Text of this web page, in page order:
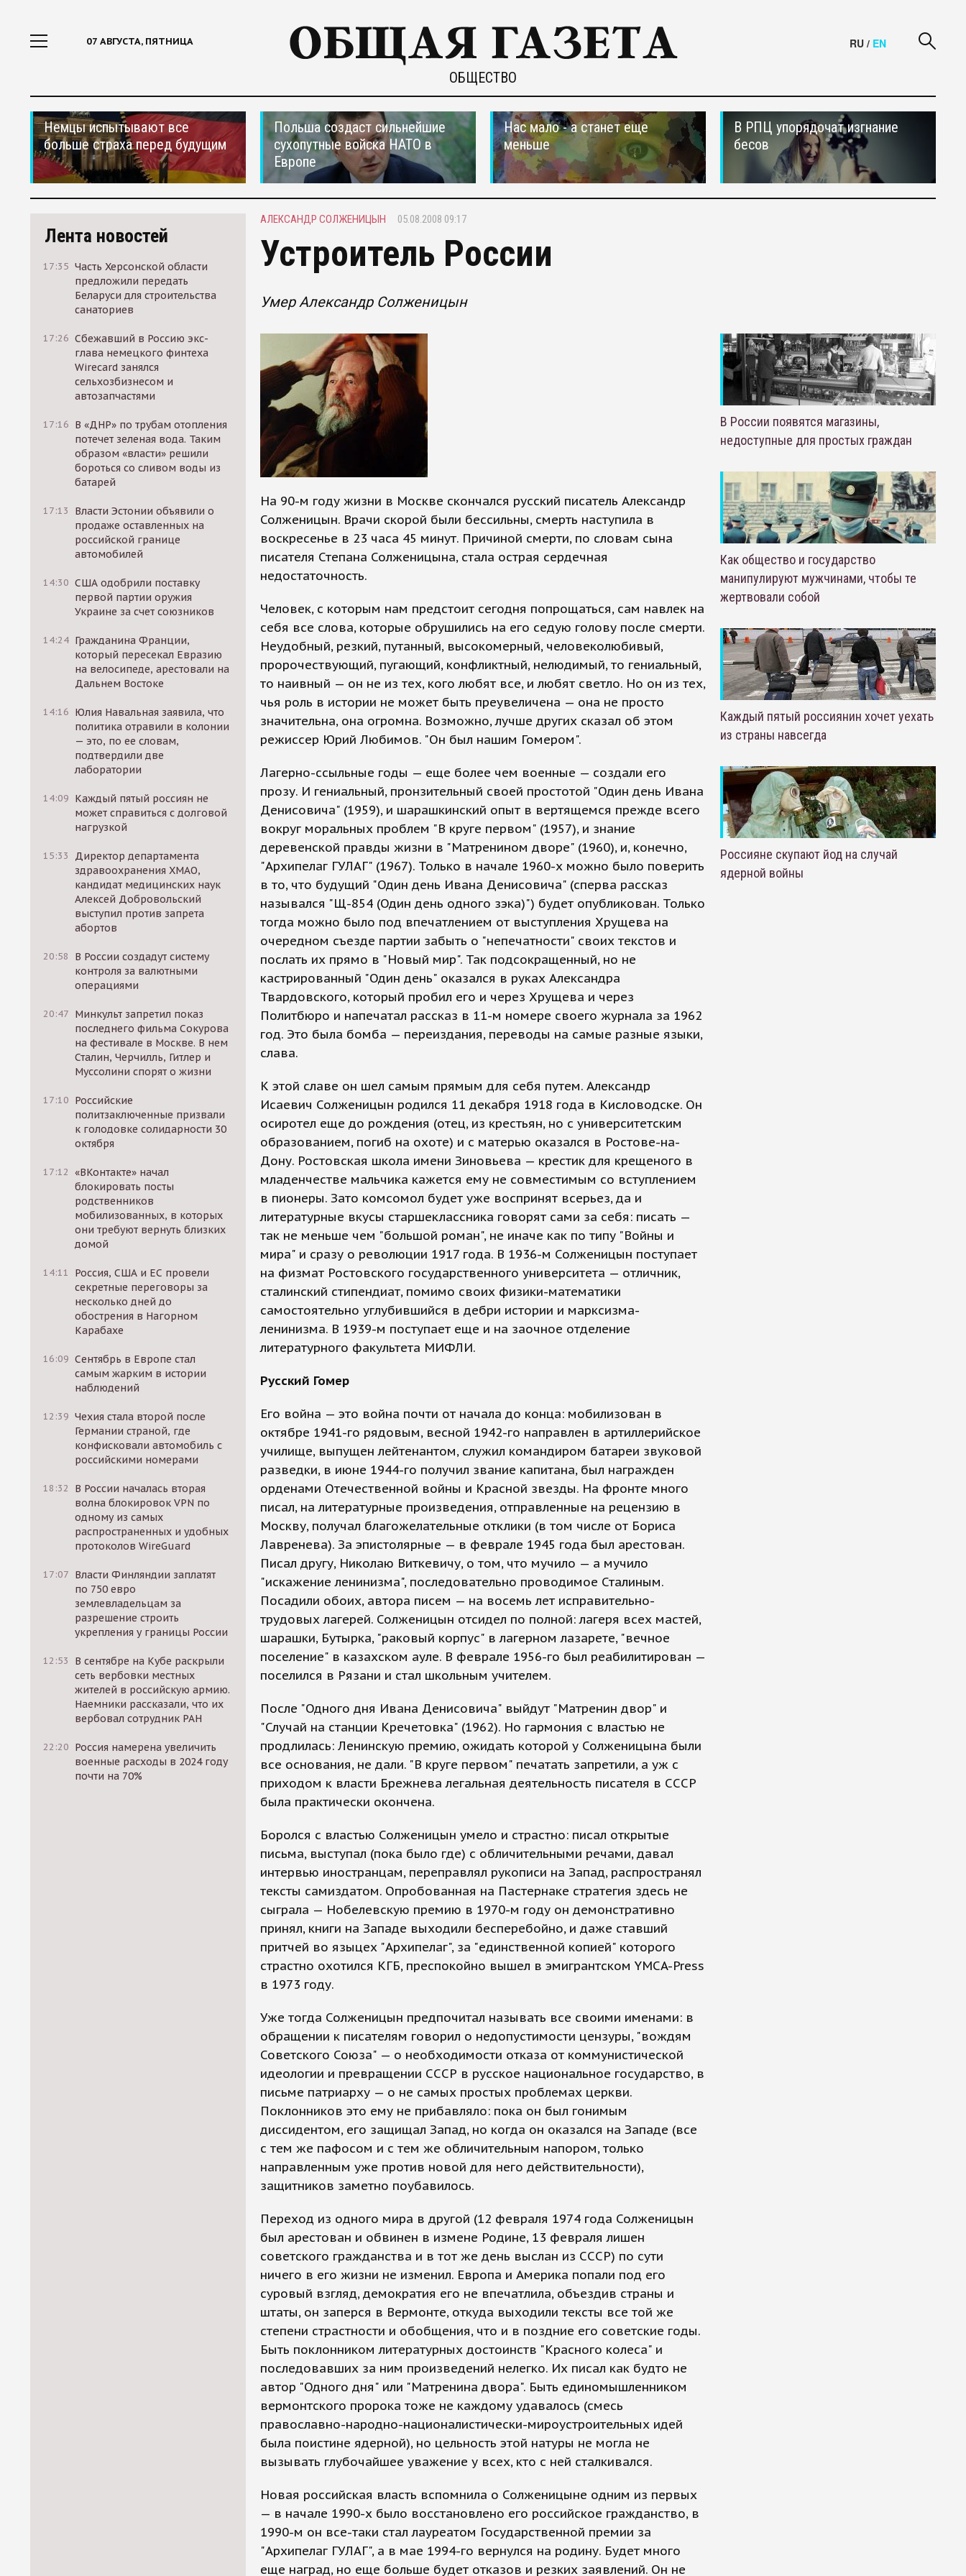
07 АВГУСТА, ПЯТНИЦА
ОБЩЕСТВО
RU / EN
Немцы испытывают все
больше страха перед будущим
Польша создаст сильнейшие
сухопутные войска НАТО в
Европе
Нас мало - а станет еще
меньше
В РПЦ упорядочат изгнание
бесов
Лента новостей
17:35 Часть Херсонской области
предложили передать
Беларуси для строительства
санаториев
17:26 Сбежавший в Россию экс-
глава немецкого финтеха
Wirecard занялся
сельхозбизнесом и
автозапчастями
17:16 В «ДНР» по трубам отопления
потечет зеленая вода. Таким
образом «власти» решили
бороться со сливом воды из
батарей
17:13
Власти Эстонии объявили о
продаже оставленных на
российской границе
автомобилей
14:30 США одобрили поставку
первой партии оружия
Украине за счет союзников
14:24 Гражданина Франции,
который пересекал Евразию
на велосипеде, арестовали на
Дальнем Востоке
14:16 Юлия Навальная заявила, что
политика отравили в колонии
— это, по ее словам,
подтвердили две
лаборатории
14:09 Каждый пятый россиян не
может справиться с долговой
нагрузкой
15:33
Директор департамента
здравоохранения ХМАО,
кандидат медицинских наук
Алексей Добровольский
выступил против запрета
абортов
20:58
В России создадут систему
контроля за валютными
операциями
20:47 Минкульт запретил показ
последнего фильма Сокурова
на фестивале в Москве. В нем
Сталин, Черчилль, Гитлер и
Муссолини спорят о жизни
17:10 Российские
политзаключенные призвали
к голодовке солидарности 30
октября
17:12 «ВКонтакте» начал
блокировать посты
родственников
мобилизованных, в которых
они требуют вернуть близких
домой
14:11
Россия, США и ЕС провели
секретные переговоры за
несколько дней до
обострения в Нагорном
Карабахе
16:09 Сентябрь в Европе стал
самым жарким в истории
наблюдений
12:39 Чехия стала второй после
Германии страной, где
конфисковали автомобиль с
российскими номерами
18:32
В России началась вторая
волна блокировок VPN по
одному из самых
распространенных и удобных
протоколов WireGuard
17:07 Власти Финляндии заплатят
по 750 евро
землевладельцам за
разрешение строить
укрепления у границы России
12:53
В сентябре на Кубе раскрыли
сеть вербовки местных
жителей в российскую армию.
Наемники рассказали, что их
вербовал сотрудник РАН
22:20 Россия намерена увеличить
военные расходы в 2024 году
почти на 70%
АЛЕКСАНДР СОЛЖЕНИЦЫН 05.08.2008 09:17
Устроитель России
Умер Александр Солженицын
На 90-м году жизни в Москве скончался русский писатель Александр
Солженицын. Врачи скорой были бессильны, смерть наступила в
воскресенье в 23 часа 45 минут. Причиной смерти, по словам сына
писателя Степана Солженицына, стала острая сердечная
недостаточность.
Человек, с которым нам предстоит сегодня попрощаться, сам навлек на
себя все слова, которые обрушились на его седую голову после смерти.
Неудобный, резкий, путанный, высокомерный, человеколюбивый,
пророчествующий, пугающий, конфликтный, нелюдимый, то гениальный,
то наивный — он не из тех, кого любят все, и любят светло. Но он из тех,
чья роль в истории не может быть преувеличена — она не просто
значительна, она огромна. Возможно, лучше других сказал об этом
режиссер Юрий Любимов. "Он был нашим Гомером".
Лагерно-ссыльные годы — еще более чем военные — создали его
прозу. И гениальный, пронзительный своей простотой "Один день Ивана
Денисовича" (1959), и шарашкинский опыт в вертящемся прежде всего
вокруг моральных проблем "В круге первом" (1957), и знание
деревенской правды жизни в "Матренином дворе" (1960), и, конечно,
"Архипелаг ГУЛАГ" (1967). Только в начале 1960-х можно было поверить
в то, что будущий "Один день Ивана Денисовича" (сперва рассказ
назывался "Щ-854 (Один день одного зэка)") будет опубликован. Только
тогда можно было под впечатлением от выступления Хрущева на
очередном съезде партии забыть о "непечатности" своих текстов и
послать их прямо в "Новый мир". Так подсокращенный, но не
кастрированный "Один день" оказался в руках Александра
Твардовского, который пробил его и через Хрущева и через
Политбюро и напечатал рассказ в 11-м номере своего журнала за 1962
год. Это была бомба — переиздания, переводы на самые разные языки,
слава.
К этой славе он шел самым прямым для себя путем. Александр
Исаевич Солженицын родился 11 декабря 1918 года в Кисловодске. Он
осиротел еще до рождения (отец, из крестьян, но с университетским
образованием, погиб на охоте) и с матерью оказался в Ростове-на-
Дону. Ростовская школа имени Зиновьева — крестик для крещеного в
младенчестве мальчика кажется ему не совместимым со вступлением
в пионеры. Зато комсомол будет уже воспринят всерьез, да и
литературные вкусы старшеклассника говорят сами за себя: писать —
так не меньше чем "большой роман", не иначе как по типу "Войны и
мира" и сразу о революции 1917 года. В 1936-м Солженицын поступает
на физмат Ростовского государственного университета — отличник,
сталинский стипендиат, помимо своих физики-математики
самостоятельно углубившийся в дебри истории и марксизма-
ленинизма. В 1939-м поступает еще и на заочное отделение
литературного факультета МИФЛИ.
Русский Гомер
Его война — это война почти от начала до конца: мобилизован в
октябре 1941-го рядовым, весной 1942-го направлен в артиллерийское
училище, выпущен лейтенантом, служил командиром батареи звуковой
разведки, в июне 1944-го получил звание капитана, был награжден
орденами Отечественной войны и Красной звезды. На фронте много
писал, на литературные произведения, отправленные на рецензию в
Москву, получал благожелательные отклики (в том числе от Бориса
Лавренева). За эпистолярные — в феврале 1945 года был арестован.
Писал другу, Николаю Виткевичу, о том, что мучило — а мучило
"искажение ленинизма", последовательно проводимое Сталиным.
Посадили обоих, автора писем — на восемь лет исправительно-
трудовых лагерей. Солженицын отсидел по полной: лагеря всех мастей,
шарашки, Бутырка, "раковый корпус" в лагерном лазарете, "вечное
поселение" в казахском ауле. В феврале 1956-го был реабилитирован —
поселился в Рязани и стал школьным учителем.
После "Одного дня Ивана Денисовича" выйдут "Матренин двор" и
"Случай на станции Кречетовка" (1962). Но гармония с властью не
продлилась: Ленинскую премию, ожидать которой у Солженицына были
все основания, не дали. "В круге первом" печатать запретили, а уж с
приходом к власти Брежнева легальная деятельность писателя в СССР
была практически окончена.
Боролся с властью Солженицын умело и страстно: писал открытые
письма, выступал (пока было где) с обличительными речами, давал
интервью иностранцам, переправлял рукописи на Запад, распространял
тексты самиздатом. Опробованная на Пастернаке стратегия здесь не
сыграла — Нобелевскую премию в 1970-м году он демонстративно
принял, книги на Западе выходили бесперебойно, и даже ставший
притчей во языцех "Архипелаг", за "единственной копией" которого
страстно охотился КГБ, преспокойно вышел в эмигрантском YMCA-Press
в 1973 году.
Уже тогда Солженицын предпочитал называть все своими именами: в
обращении к писателям говорил о недопустимости цензуры, "вождям
Советского Союза" — о необходимости отказа от коммунистической
идеологии и превращении СССР в русское национальное государство, в
письме патриарху — о не самых простых проблемах церкви.
Поклонников это ему не прибавляло: пока он был гонимым
диссидентом, его защищал Запад, но когда он оказался на Западе (все
с тем же пафосом и с тем же обличительным напором, только
направленным уже против новой для него действительности),
защитников заметно поубавилось.
Переход из одного мира в другой (12 февраля 1974 года Солженицын
был арестован и обвинен в измене Родине, 13 февраля лишен
советского гражданства и в тот же день выслан из СССР) по сути
ничего в его жизни не изменил. Европа и Америка попали под его
суровый взгляд, демократия его не впечатлила, объездив страны и
штаты, он заперся в Вермонте, откуда выходили тексты все той же
степени страстности и обобщения, что и в поздние его советские годы.
Быть поклонником литературных достоинств "Красного колеса" и
последовавших за ним произведений нелегко. Их писал как будто не
автор "Одного дня" или "Матренина двора". Быть единомышленником
вермонтского пророка тоже не каждому удавалось (смесь
православно-народно-националистически-мироустроительных идей
была поистине ядерной), но цельность этой натуры не могла не
вызывать глубочайшее уважение у всех, кто с ней сталкивался.
Новая российская власть вспомнила о Солженицыне одним из первых
— в начале 1990-х было восстановлено его российское гражданство, в
1990-м он все-таки стал лауреатом Государственной премии за
"Архипелаг ГУЛАГ", а в мае 1994-го вернулся на родину. Будет много
еще наград, но еще больше будет отказов и резких заявлений. Он не
В России появятся магазины,
недоступные для простых граждан
Как общество и государство
манипулируют мужчинами, чтобы те
жертвовали собой
Каждый пятый россиянин хочет уехать
из страны навсегда
Россияне скупают йод на случай
ядерной войны